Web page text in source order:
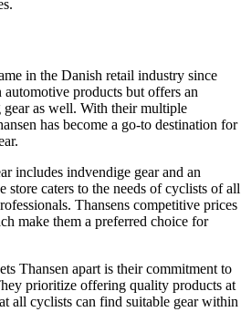
in the Danish retail industry since
products but offers an
as well. With their multiple
has become a go-to destination for
includes indvendige gear and an
store caters to the needs of cyclists of all
Thansens competitive prices
make them a preferred choice for
Thansen apart is their commitment to
prioritize offering quality products at
all cyclists can find suitable gear within